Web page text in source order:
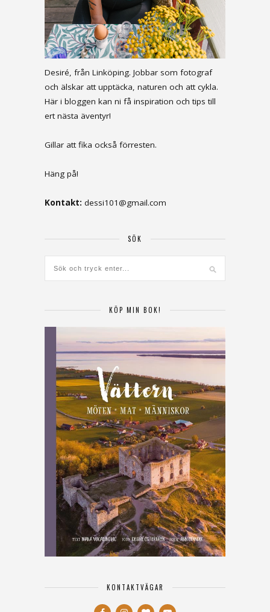
Desiré, från Linköping. Jobbar som fotograf
och älskar att upptäcka, naturen och att cykla.
Här i bloggen kan ni få inspiration och tips till
ert nästa äventyr!
Gillar att fika också förresten.
Häng på!
Kontakt: dessi101@gmail.com
SÖK
KÖP MIN BOK!
KONTAKTVÄGAR